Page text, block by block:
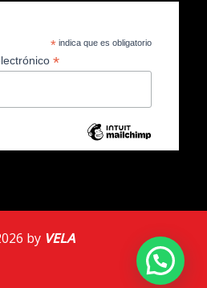
* indica que es obligatorio
*
by VELA